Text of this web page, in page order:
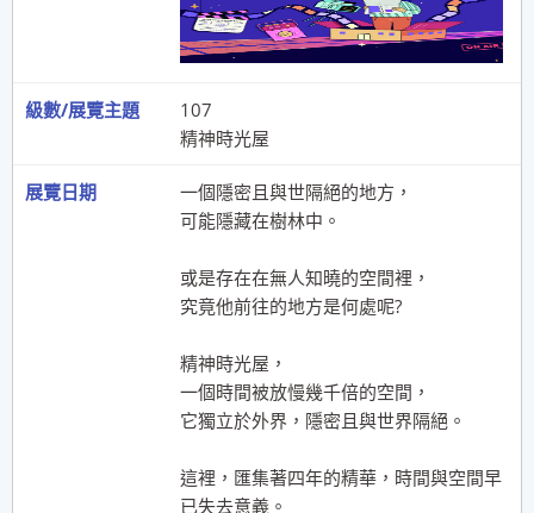
107
精神時光屋
一個隱密且與世隔絕的地方，
可能隱藏在樹林中。
或是存在在無人知曉的空間裡，
究竟他前往的地方是何處呢?
精神時光屋，
一個時間被放慢幾千倍的空間，
它獨立於外界，隱密且與世界隔絕。
這裡，匯集著四年的精華，時間與空間早
已失去意義。